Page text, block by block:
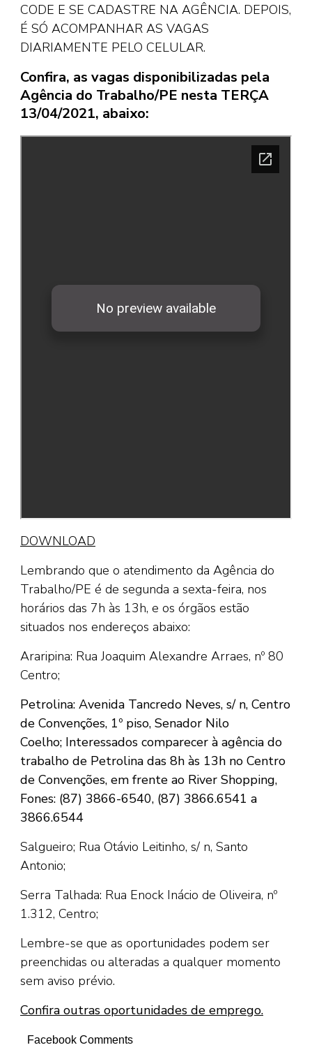
CODE E SE CADASTRE NA AGÊNCIA. DEPOIS,
É SÓ ACOMPANHAR AS VAGAS
DIARIAMENTE PELO CELULAR.
Confira, as vagas disponibilizadas pela
Agência do Trabalho/PE nesta TERÇA
13/04/2021, abaixo:
DOWNLOAD
Lembrando que o atendimento da Agência do
Trabalho/PE é de segunda a sexta-feira, nos
horários das 7h às 13h, e os órgãos estão
situados nos endereços abaixo:
Araripina: Rua Joaquim Alexandre Arraes, nº 80
Centro;
Petrolina: Avenida Tancredo Neves, s/ n, Centro
de Convenções, 1º piso, Senador Nilo
Coelho; Interessados comparecer à agência do
trabalho de Petrolina das 8h às 13h no Centro
de Convenções, em frente ao River Shopping,
Fones: (87) 3866-6540, (87) 3866.6541 a
3866.6544
Salgueiro; Rua Otávio Leitinho, s/ n, Santo
Antonio;
Serra Talhada: Rua Enock Inácio de Oliveira, nº
1.312, Centro;
Lembre-se que as oportunidades podem ser
preenchidas ou alteradas a qualquer momento
sem aviso prévio.
Confira outras oportunidades de emprego.
Facebook Comments